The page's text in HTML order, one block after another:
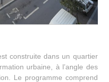
construite dans un quartier
urbaine, à l’angle des
Le programme comprend